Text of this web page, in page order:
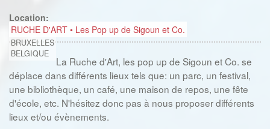
Location:
RUCHE D'ART • Les Pop up de Sigoun et Co.
BRUXELLES
BELGIQUE
La Ruche d'Art, les pop up de Sigoun et Co. se
déplace dans différents lieux tels que: un parc, un festival,
une bibliothèque, un café, une maison de repos, une fête
d'école, etc. N'hésitez donc pas à nous proposer différents
lieux et/ou évènements.